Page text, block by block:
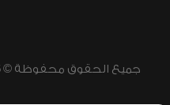
جميع الحقوق محفوظة © 2026 - 1998 لشبكة إسلام ويب